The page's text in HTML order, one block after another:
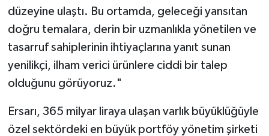
düzeyine ulaştı. Bu ortamda, geleceği yansıtan
doğru temalara, derin bir uzmanlıkla yönetilen ve
tasarruf sahiplerinin ihtiyaçlarına yanıt sunan
yenilikçi, ilham verici ürünlere ciddi bir talep
olduğunu görüyoruz."
Ersarı, 365 milyar liraya ulaşan varlık büyüklüğüyle
özel sektördeki en büyük portföy yönetim şirketi